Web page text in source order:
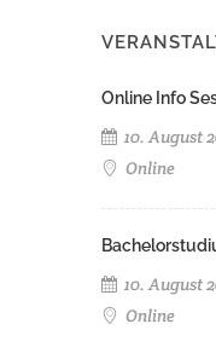
Online Info
10. August
Online
10. August
Online